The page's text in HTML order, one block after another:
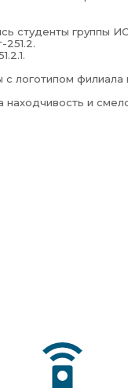
студенты группы
251.2.
логотипом филиала
находчивость и